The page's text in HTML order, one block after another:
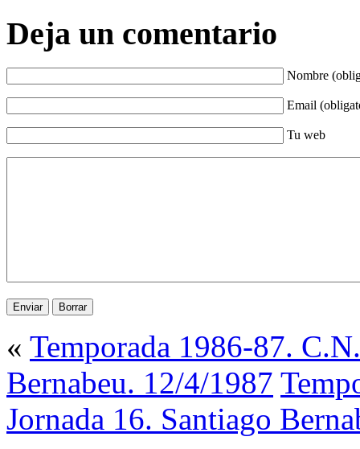
Deja un comentario
Nombre
Email
Tu web
« Temporada 1986-87.
Bernabeu. 12/4/1987
Jornada 16. Santiago